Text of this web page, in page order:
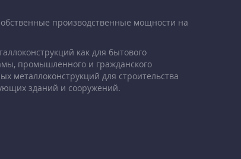
производственные мощности на
как для бытового
промышленного и гражданского
металлоконструкций для строительства
зданий и сооружений.